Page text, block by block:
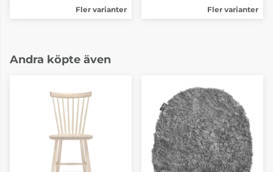
Fler varianter Fler varianter
Andra köpte även